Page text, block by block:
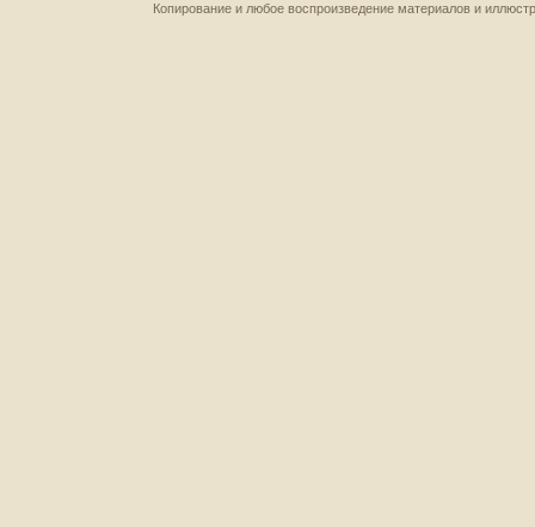
Копирование и любое воспроизведение материалов и